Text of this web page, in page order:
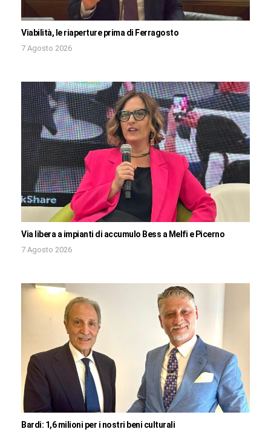
Viabilità, le riaperture prima di Ferragosto
7 Agosto 2026
Via libera a impianti di accumulo Bess a Melfi e Picerno
7 Agosto 2026
Bardi: 1,6 milioni per i nostri beni culturali